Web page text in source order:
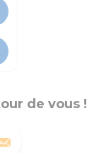
de vous !